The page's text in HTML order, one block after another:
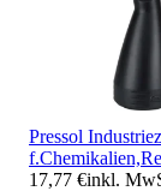
Pressol
17,77 €inkl.